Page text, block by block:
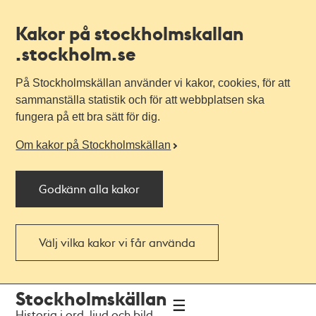
Kakor på stockholmskallan
.stockholm.se
På Stockholmskällan använder vi kakor, cookies, för att
sammanställa statistik och för att webbplatsen ska
fungera på ett bra sätt för dig.
Om kakor på Stockholmskällan
Godkänn alla kakor
Välj vilka kakor vi får använda
navigationen
huvudinnehållet
Stockholmskällan